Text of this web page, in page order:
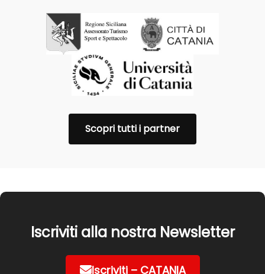
Scopri tutti i partner
Iscriviti alla nostra Newsletter
Iscriviti – CATANIA